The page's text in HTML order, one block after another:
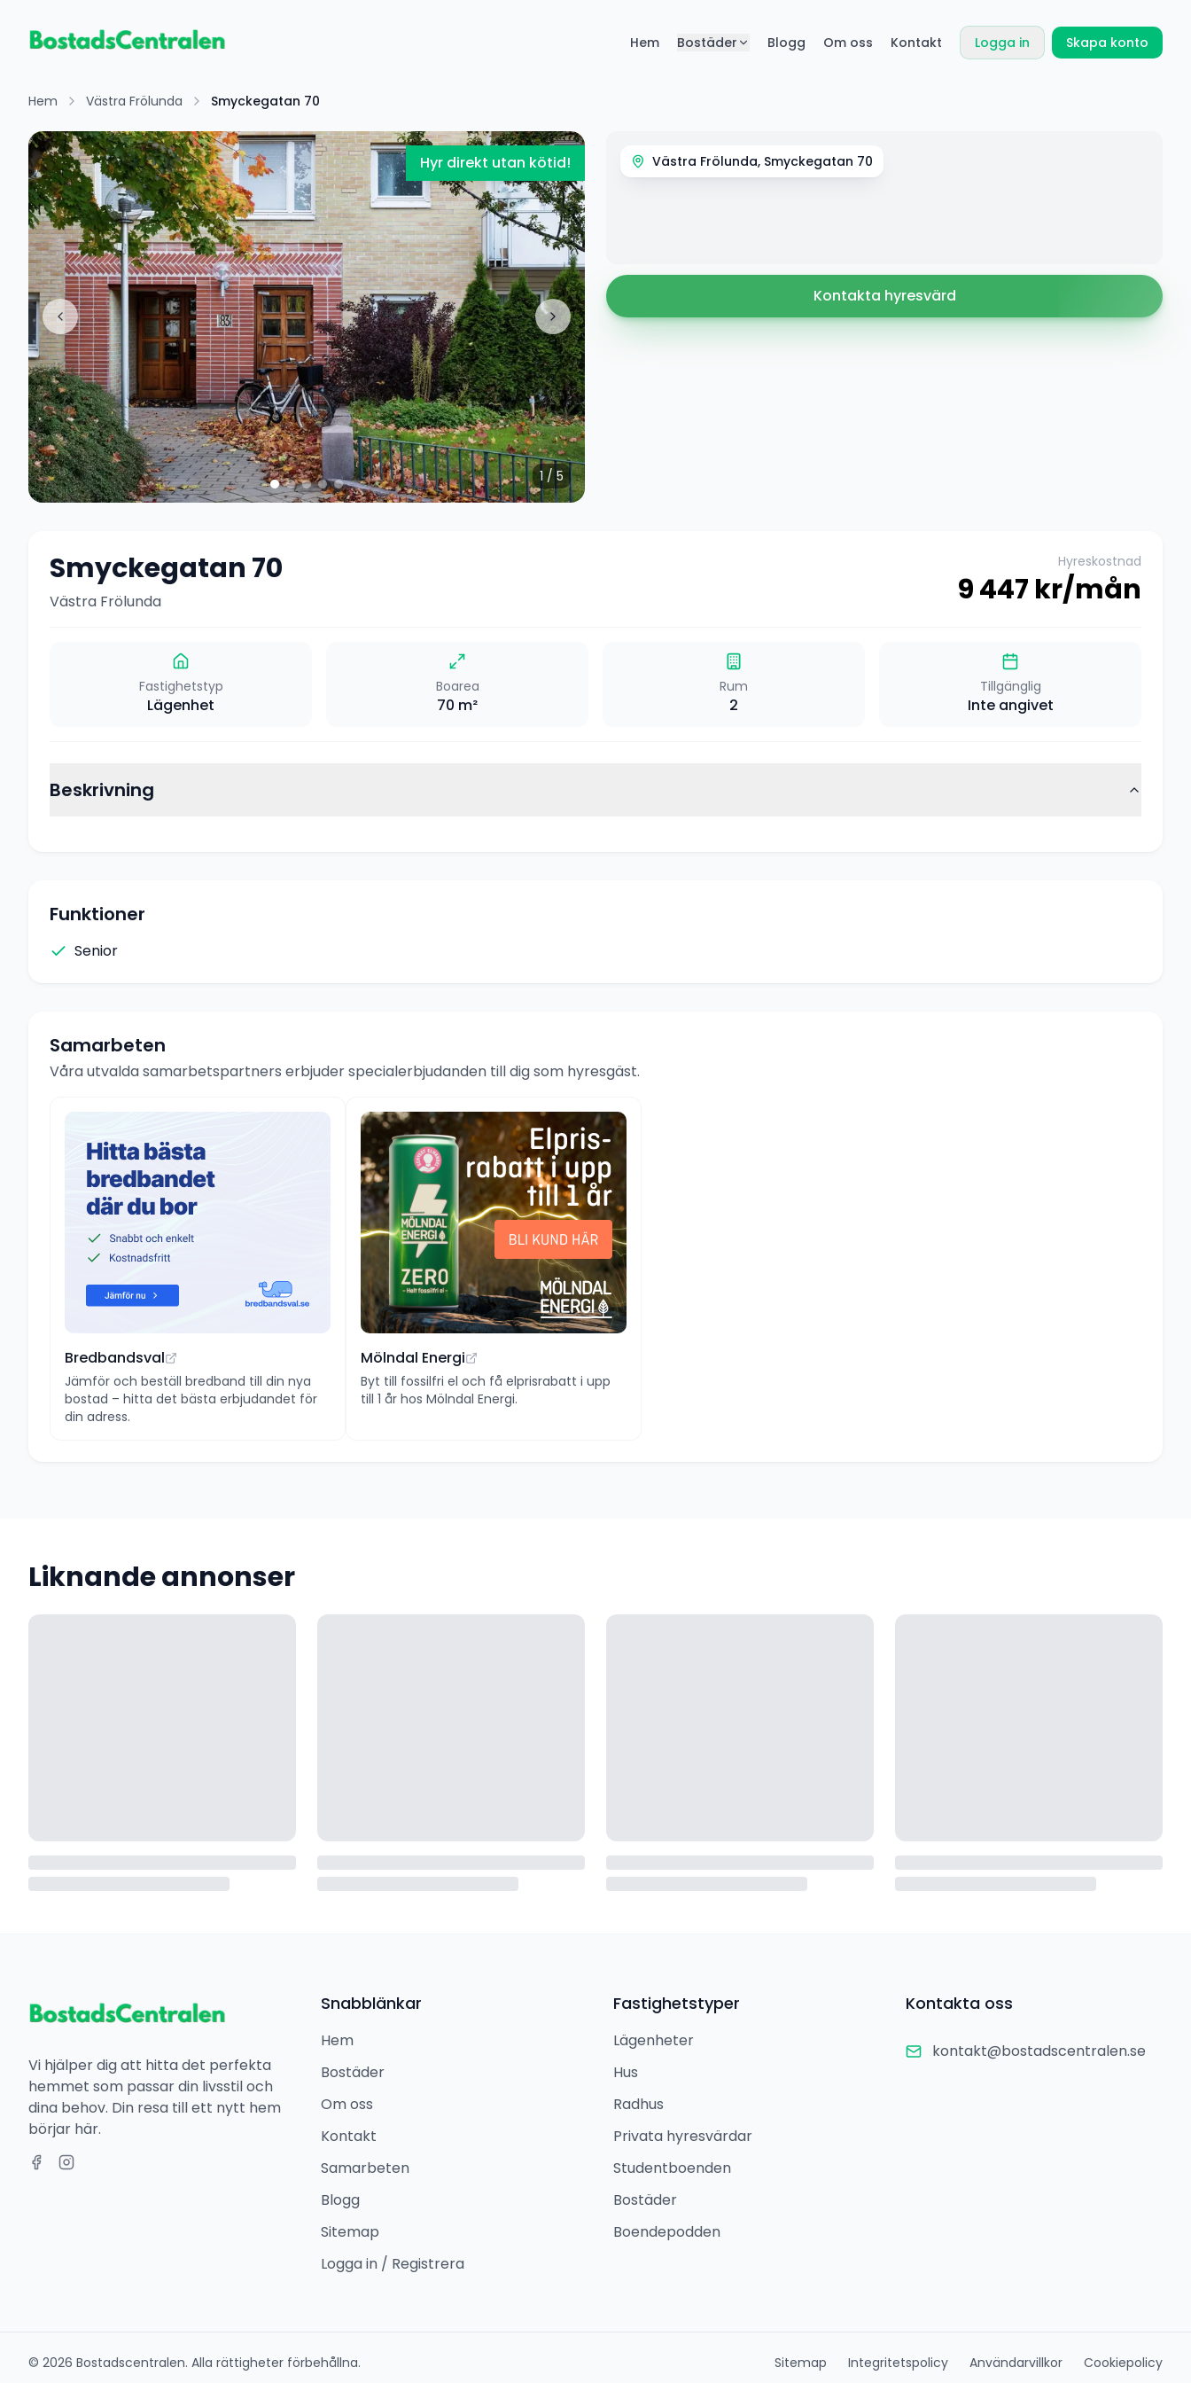
Hem Bostäder Blogg Om oss Kontakt Logga in Skapa konto
Hem Västra Frölunda Smyckegatan 70
Hyr direkt utan kötid!
1 / 5
Västra Frölunda, Smyckegatan 70
Kontakta hyresvärd
Smyckegatan 70
Västra Frölunda
Hyreskostnad
9 447 kr/mån
Fastighetstyp
Lägenhet
Boarea
70 m²
Rum
2
Tillgänglig
Inte angivet
Beskrivning
Funktioner
Senior
Samarbeten
Våra utvalda samarbetspartners erbjuder specialerbjudanden till dig som hyresgäst.
Bredbandsval
Jämför och beställ bredband till din nya
bostad – hitta det bästa erbjudandet för
din adress.
Mölndal Energi
Byt till fossilfri el och få elprisrabatt i upp
till 1 år hos Mölndal Energi.
Liknande annonser
Vi hjälper dig att hitta det perfekta
hemmet som passar din livsstil och
dina behov. Din resa till ett nytt hem
börjar här.
Snabblänkar
Hem
Bostäder
Om oss
Kontakt
Samarbeten
Blogg
Sitemap
Logga in / Registrera
Fastighetstyper
Lägenheter
Hus
Radhus
Privata hyresvärdar
Studentboenden
Bostäder
Boendepodden
Kontakta oss
kontakt@bostadscentralen.se
© 2026 Bostadscentralen. Alla rättigheter förbehållna. Sitemap Integritetspolicy Användarvillkor Cookiepolicy